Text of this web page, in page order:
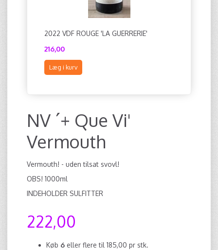
2022 VDF ROUGE 'LA GUERRERIE'
216,00
Læg i kurv
NV ´+ Que Vi'
Vermouth
Vermouth! - uden tilsat svovl!
OBS! 1000ml
INDEHOLDER SULFITTER
222,00
Køb 6 eller flere til 185,00 pr stk.